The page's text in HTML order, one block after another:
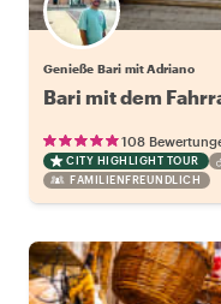
Genieße Bari mit Adriano
Bari mit dem
108
CITY HIGHLIGHT TOUR
FAMILIENFREUNDLICH